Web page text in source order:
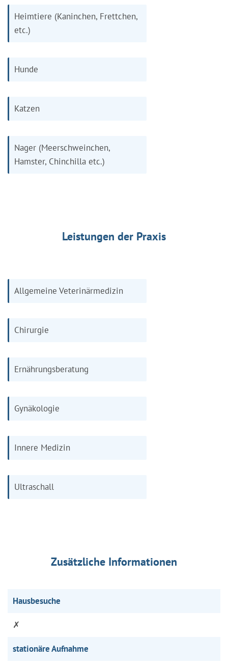
Heimtiere (Kaninchen, Frettchen,
etc.)
Hunde
Katzen
Nager (Meerschweinchen,
Hamster, Chinchilla etc.)
Leistungen der Praxis
Allgemeine Veterinärmedizin
Chirurgie
Ernährungsberatung
Gynäkologie
Innere Medizin
Ultraschall
Zusätzliche Informationen
Hausbesuche
✗
stationäre Aufnahme